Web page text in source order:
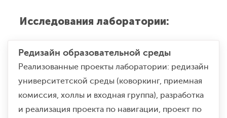
Исследования лаборатории:
Редизайн образовательной среды
Реализованные проекты лаборатории: редизайн
университетской среды (коворкинг, приемная
комиссия, холлы и входная группа), разработка
и реализация проекта по навигации, проект по